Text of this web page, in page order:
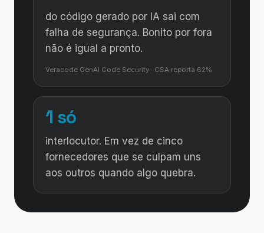
do código gerado por IA sai com
falha de segurança. Bonito por fora
não é igual a pronto.
Veracode GenAI Code Security · CSA reporta 62%
1 só
interlocutor. Em vez de cinco
fornecedores que se culpam uns
aos outros quando algo quebra.